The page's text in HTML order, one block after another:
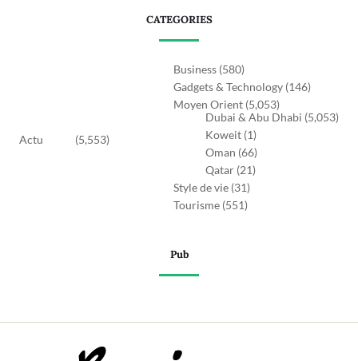
CATEGORIES
Actu (5,553)
Business (580)
Gadgets & Technology (146)
Moyen Orient (5,053)
Dubai & Abu Dhabi (5,053)
Koweit (1)
Oman (66)
Qatar (21)
Style de vie (31)
Tourisme (551)
Pub